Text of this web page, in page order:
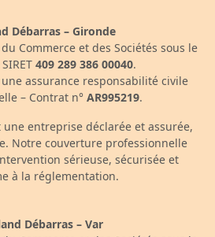
Débarras – Gironde
Commerce et des Sociétés sous le
409 289 386 00040.
assurance responsabilité civile
– Contrat n° AR995219.
entreprise déclarée et assurée,
Notre couverture professionnelle
sérieuse, sécurisée et
à la réglementation.
Débarras – Var